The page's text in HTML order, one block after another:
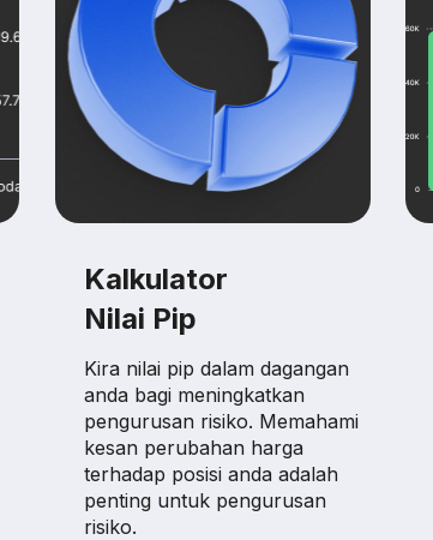
Kalkulator
Nilai Pip
Kira nilai pip dalam dagangan
anda bagi meningkatkan
pengurusan risiko. Memahami
kesan perubahan harga
terhadap posisi anda adalah
penting untuk pengurusan
risiko.